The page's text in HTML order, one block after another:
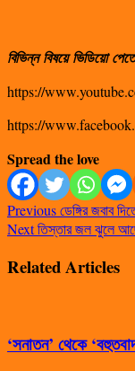
বিভিন্ন বিষয়ে ভিডিয়ো পেতে
https://
https://
Spread the love
Previousডেঙ্গির জবাব
Nextতিস্তার জল ঝুলে
Related Articles
‘সনাতন’ থেকে